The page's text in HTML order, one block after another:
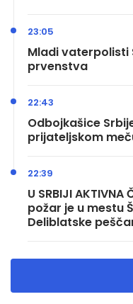
Mladi vaterpolisti
prvenstva
23:05
Odbojkašice
prijateljskom
22:43
U SRBIJI AKTIVNA
požar je u mestu
Deliblatske
22:39